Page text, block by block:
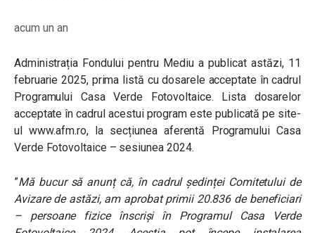
acum un an
Administrația Fondului pentru Mediu a publicat astăzi, 11
februarie 2025, prima listă cu dosarele acceptate în cadrul
Programului Casa Verde Fotovoltaice. Lista dosarelor
acceptate în cadrul acestui program este publicată pe site-
ul www.afm.ro, la secțiunea aferentă Programului Casa
Verde Fotovoltaice – sesiunea 2024.
”Mă bucur să anunț că, în cadrul ședinței Comitetului de
Avizare de astăzi, am aprobat primii 20.836 de beneficiari
– persoane fizice înscriși în Programul Casa Verde